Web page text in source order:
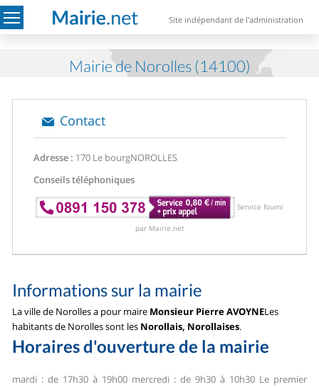
Site indépendant de l'administration
Mairie de Norolles (14100)
Contact
Adresse : 170 Le bourgNOROLLES
Conseils téléphoniques
Service fourni
par Mairie.net
Informations sur la mairie
La ville de Norolles a pour maire Monsieur Pierre AVOYNELes
habitants de Norolles sont les Norollais, Norollaises.
Horaires d'ouverture de la mairie
mardi : de 17h30 à 19h00 mercredi : de 9h30 à 10h30Le premier